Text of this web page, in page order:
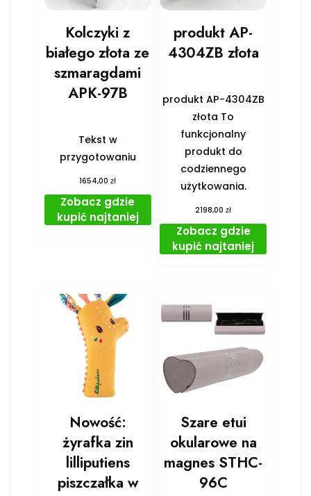
Kolczyki z
białego złota ze
szmaragdami
APK-97B
Tekst w
przygotowaniu
1654,00zł
Zobacz gdzie
kupić najtaniej
produkt AP-
4304ZB złota
produkt AP-4304ZB
złota To
funkcjonalny
produkt do
codziennego
użytkowania.
2198,00zł
Zobacz gdzie
kupić najtaniej
Nowość:
żyrafka zin
lilliputiens
piszczałka w
Szare etui
okularowe na
magnes STHC-
96C